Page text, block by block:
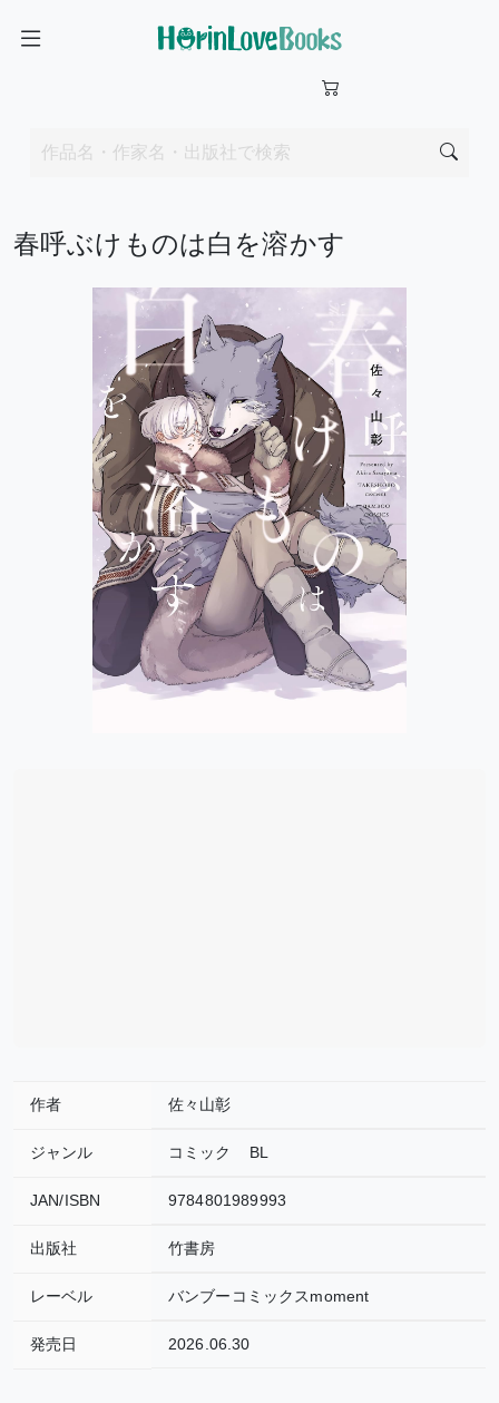
春呼ぶけものは白を溶かす
作者 佐々山彰
ジャンル コミック BL
JAN/ISBN 9784801989993
出版社 竹書房
レーベル バンブーコミックスmoment
発売日 2026.06.30